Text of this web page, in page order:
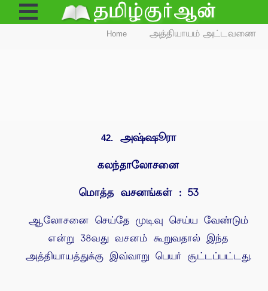
Open
Menu
Home அத்தியாயம் அட்டவணை
42. அஷ்ஷூரா
கலந்தாலோசனை
மொத்த வசனங்கள் : 53
ஆலோசனை செய்தே முடிவு செய்ய வேண்டும்
என்று 38வது வசனம் கூறுவதால் இந்த
அத்தியாயத்துக்கு இவ்வாறு பெயர் சூட்டப்பட்டது.